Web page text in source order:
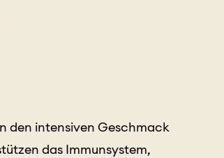
den intensiven Geschmack
das Immunsystem,